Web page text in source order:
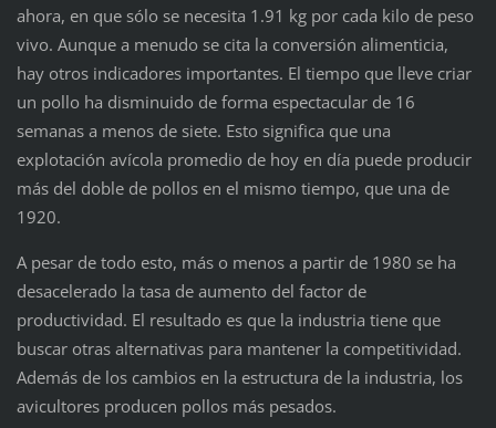
ahora, en que sólo se necesita 1.91 kg por cada kilo de peso
vivo. Aunque a menudo se cita la conversión alimenticia,
hay otros indicadores importantes. El tiempo que lleve criar
un pollo ha disminuido de forma espectacular de 16
semanas a menos de siete. Esto significa que una
explotación avícola promedio de hoy en día puede producir
más del doble de pollos en el mismo tiempo, que una de
1920.
A pesar de todo esto, más o menos a partir de 1980 se ha
desacelerado la tasa de aumento del factor de
productividad. El resultado es que la industria tiene que
buscar otras alternativas para mantener la competitividad.
Además de los cambios en la estructura de la industria, los
avicultores producen pollos más pesados.